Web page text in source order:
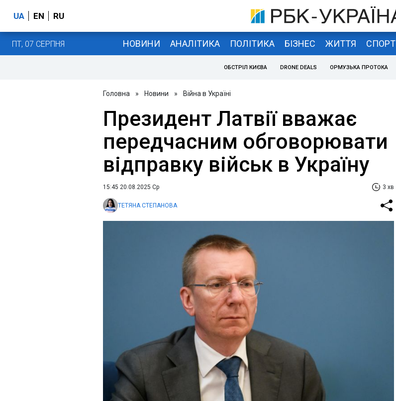
UA EN RU
ПТ, 07 СЕРПНЯ НОВИНИ АНАЛІТИКА ПОЛІТИКА БІЗНЕС ЖИТТЯ СПОРТ
ОБСТРІЛ КИЄВА DRONE DEALS ОРМУЗЬКА ПРОТОКА
Головна » Новини » Війна в Україні
Президент Латвії вважає
передчасним обговорювати
відправку військ в Україну
15:45 20.08.2025 Ср 3 хв
ТЕТЯНА СТЕПАНОВА